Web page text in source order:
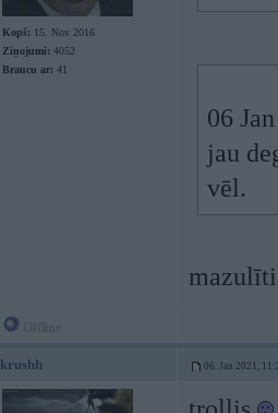
Kopš: 15. Nov 2016
Ziņojumi: 4052
Braucu ar: 41
06
jau
vēl.
krushh 06. Jan 2021,